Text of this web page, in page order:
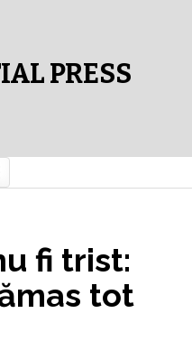
PRESS
fi trist:
tot